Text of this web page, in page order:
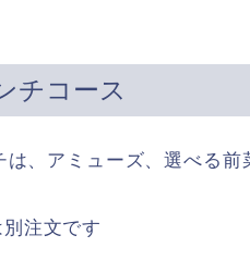
チコース
は、アミューズ、選べる
注文です